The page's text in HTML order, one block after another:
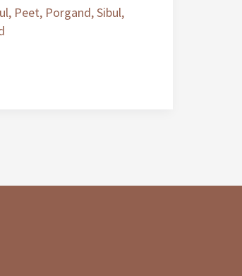
, Peet, Porgand,Sibul,